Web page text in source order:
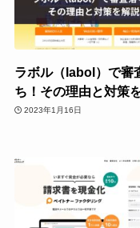
ラボル（labol）で審
ち！その理由と対策
2023年1月16日